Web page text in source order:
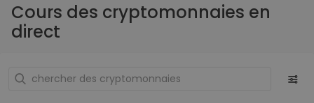
Cours des cryptomonnaies en
direct